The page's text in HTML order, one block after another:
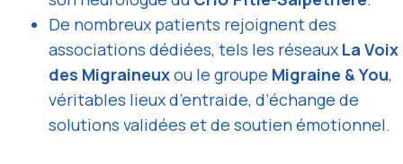
De nombreux patients rejoignent des
associations dédiées, tels les réseaux La Voix
des Migraineuxou le groupe Migraine & You,
véritables lieux d’entraide, d’échange de
solutions validées et de soutien émotionnel.